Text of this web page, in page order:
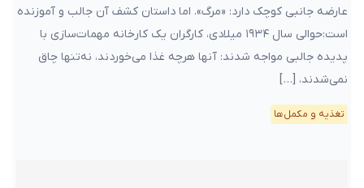
عارضه جانبی کوچک دارد: «مرگ». اما داستان کشف آن جالب و آموزنده
است:حوالی سال ۱۹۳۴ میلادی، کارگران یک کارخانه مهمات‌سازی با
پدیده جالبی مواجه شدند: آنها هرچه غذا می‌خوردند، نه‌تنها چاق
نمی‌شدند، […]
تغذیه و مکمل‌ها